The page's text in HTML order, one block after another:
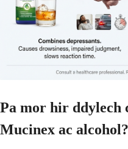
Pa mor hir ddylech
Mucinex ac alcohol?